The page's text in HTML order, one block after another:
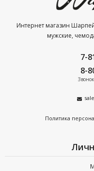
Интернет магазин
мужские,
7-
8-
Политика